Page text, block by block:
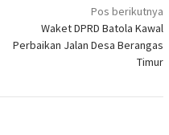
Pos berikutnya
Waket DPRD Batola Kawal
Perbaikan Jalan Desa Berangas
Timur